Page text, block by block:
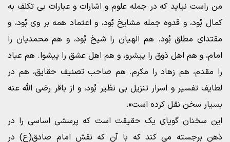
من راست نیاید که در جمله علوم و اشارات و عبارات بی تکلف به
کمال بُود، و قدوه جمله مشایخ بُود، و اعتماد همه بر وی بُود، و
مقتدای مطلق بُود. هم الهیان را شیخ بُود، و هم محمدیان را
امام، و هم اهل ذوق را پیشرو، و هم اهل عشق را پیشوا. هم عباد
را مقدم، هم زهاد را مکرم. هم صاحب تصنیف حقایق، هم در
لطایف تفسیر و اسرار تنزیل بی نظیر بُود، و از باقر رضی الله عنه
بسیار سخن نقل کرده است».
این سخنان گویای یک حقیقت است که پرسشی اساسی را در
ذهن برجسته می کند که با آن که نقش امام صادق(ع) در